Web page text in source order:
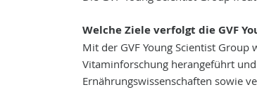
Welche Ziele verfolgt die GVF
Mit der GVF Young Scientist
Vitaminforschung herangeführt
Ernährungswissenschaften sowie